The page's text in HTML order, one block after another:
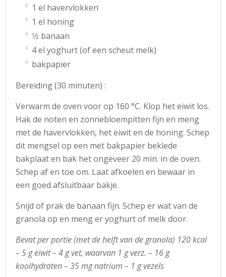
1 el havervlokken
1 el honing
1⁄2 banaan
4 el yoghurt (of een scheut melk)
bakpapier
Bereiding (30 minuten) :
Verwarm de oven voor op 160 °C. Klop het eiwit los.
Hak de noten en zonnebloempitten fijn en meng
met de havervlokken, het eiwit en de honing. Schep
dit mengsel op een met bakpapier beklede
bakplaat en bak het ongeveer 20 min. in de oven.
Schep af en toe om. Laat afkoelen en bewaar in
een goed afsluitbaar bakje.
Snijd of prak de banaan fijn. Schep er wat van de
granola op en meng er yoghurt of melk door.
Bevat per portie (met de helft van de granola) 120 kcal
– 5 g eiwit – 4 g vet, waarvan 1 g verz. – 16 g
koolhydraten – 35 mg natrium – 1 g vezels